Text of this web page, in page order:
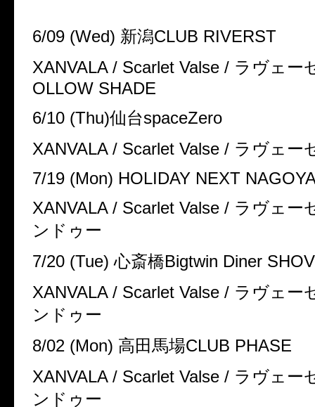
6/09 (Wed) 新潟CLUB RIVERST
XANVALA / Scarlet Valse / ラヴェー
OLLOW SHADE
6/10 (Thu)仙台spaceZero
XANVALA / Scarlet Valse / ラヴェー
7/19 (Mon) HOLIDAY NEXT
XANVALA / Scarlet Valse / ラヴェー
ンドゥー
7/20 (Tue)心斎橋Bigtwin Diner
XANVALA / Scarlet Valse / ラヴェー
ンドゥー
8/02 (Mon) 高田馬場CLUB PHASE
XANVALA / Scarlet Valse / ラヴェー
ンドゥー